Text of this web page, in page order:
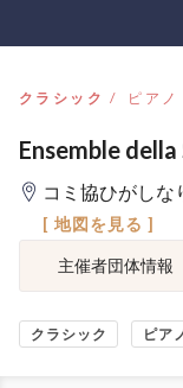
クラシック ピアノ
Ensemble
コミ協ひがしな
[ 地図を見る ]
主催者団体情報
クラシック ピア